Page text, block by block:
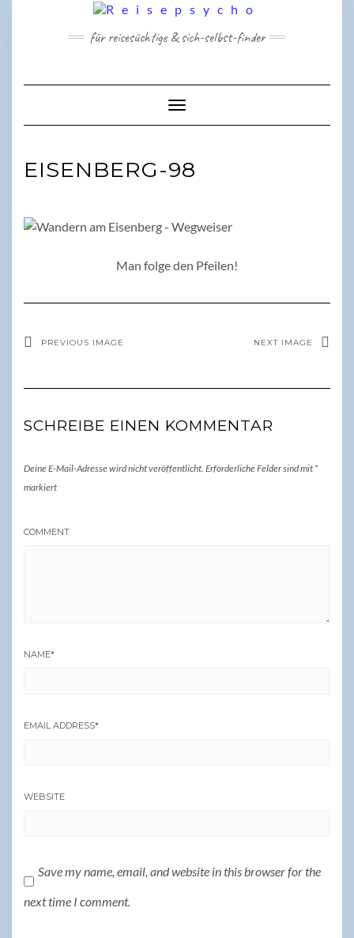
für reisesüchtige & sich-selbst-finder
Toggle Navigation
EISENBERG-98
Man folge den Pfeilen!
PREVIOUS IMAGE NEXT IMAGE
SCHREIBE EINEN KOMMENTAR
Deine E-Mail-Adresse wird nicht veröffentlicht. Erforderliche Felder sind mit *
markiert
COMMENT
NAME*
EMAIL ADDRESS*
WEBSITE
Save my name, email, and website in this browser for the
next time I comment.